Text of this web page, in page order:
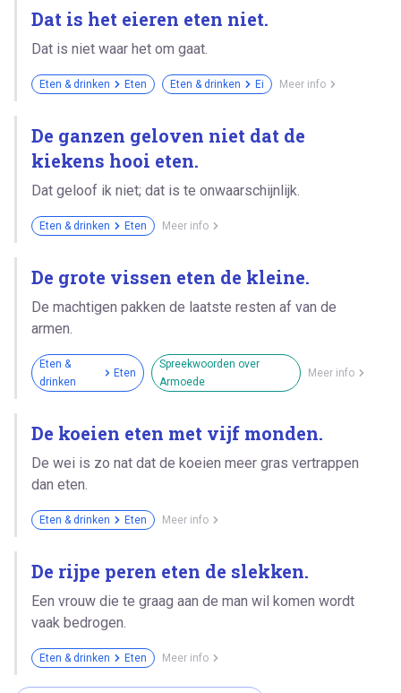
Dat is het eieren eten niet.
Dat is niet waar het om gaat.
Eten & drinken Eten Eten & drinken Ei Meer info
De ganzen geloven niet dat de
kiekens hooi eten.
Dat geloof ik niet; dat is te onwaarschijnlijk.
Eten & drinken Eten Meer info
De grote vissen eten de kleine.
De machtigen pakken de laatste resten af van de
armen.
Eten &
drinken
Eten
Spreekwoorden over
Armoede
Meer info
De koeien eten met vijf monden.
De wei is zo nat dat de koeien meer gras vertrappen
dan eten.
Eten & drinken Eten Meer info
De rijpe peren eten de slekken.
Een vrouw die te graag aan de man wil komen wordt
vaak bedrogen.
Eten & drinken Eten Meer info